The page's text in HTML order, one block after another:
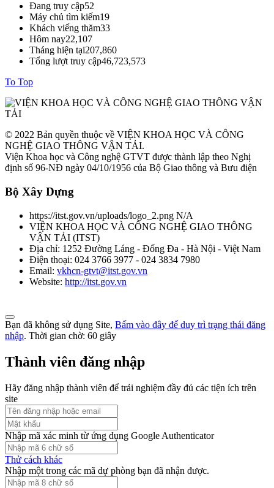
Đang truy cập52
Máy chủ tìm kiếm19
Khách viếng thăm33
Hôm nay22,107
Tháng hiện tại207,860
Tổng lượt truy cập46,723,573
To Top
© 2022 Bản quyền thuộc về VIỆN KHOA HỌC VÀ CÔNG
NGHỆ GIAO THÔNG VẬN TẢI.
Viện Khoa học và Công nghệ GTVT được thành lập theo Nghị
định số 96-NĐ ngày 04/10/1956 của Bộ Giao thông và Bưu điện
Bộ Xây Dựng
https://itst.gov.vn/uploads/logo_2.png N/A
VIỆN KHOA HỌC VÀ CÔNG NGHỆ GIAO THÔNG
VẬN TẢI (ITST)
Địa chỉ: 1252 Đường Láng - Đống Đa - Hà Nội - Việt Nam
Điện thoại: 024 3766 3977 - 024 3834 7980
Email: vkhcn-gtvt@itst.gov.vn
Website: http://itst.gov.vn
Bạn đã không sử dụng Site, Bấm vào đây để duy trì trạng thái đăng
nhập. Thời gian chờ: 60 giây
Thành viên đăng nhập
Hãy đăng nhập thành viên để trải nghiệm đầy đủ các tiện ích trên
site
Nhập mã xác minh từ ứng dụng Google Authenticator
Thử cách khác
Nhập một trong các mã dự phòng bạn đã nhận được.